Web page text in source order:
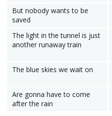
But nobody wants to be
saved
The light in the tunnel is just
another runaway train
The blue skies we wait on
Are gonna have to come
after the rain